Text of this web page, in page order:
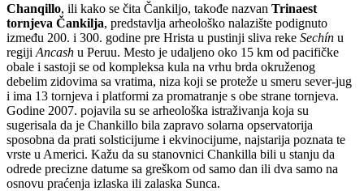
Chanqillo, ili kako se čita Čankiljo, takođe nazvan Trinaest
tornjeva Čankilja, predstavlja arheološko nalazište podignuto
između 200. i 300. godine pre Hrista u pustinji sliva reke Sechín u
regiji Ancash u Peruu. Mesto je udaljeno oko 15 km od pacifičke
obale i sastoji se od kompleksa kula na vrhu brda okruženog
debelim zidovima sa vratima, niza koji se proteže u smeru sever-jug
i ima 13 tornjeva i platformi za promatranje s obe strane tornjeva.
Godine 2007. pojavila su se arheološka istraživanja koja su
sugerisala da je Chankillo bila zapravo solarna opservatorija
sposobna da prati solsticijume i ekvinocijume, najstarija poznata te
vrste u Americi. Kažu da su stanovnici Chankilla bili u stanju da
odrede precizne datume sa greškom od samo dan ili dva samo na
osnovu praćenja izlaska ili zalaska Sunca.